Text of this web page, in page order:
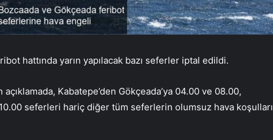
hattında yarın yapılacak bazı seferler iptal edildi.
açıklamada, Kabatepe’den Gökçeada’ya 04.00 ve 08.00,
10.00 seferleri hariç diğer tüm seferlerin olumsuz hava koşulları